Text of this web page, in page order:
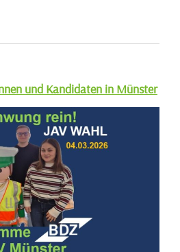
und Kandidaten in Münster